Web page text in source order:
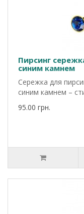
Пирсинг
синим камнем
Сережка для
синим камнем –
95.00 грн.